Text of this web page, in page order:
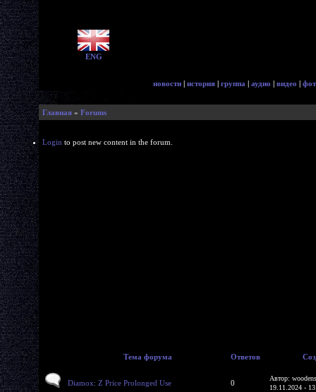
ENG
новости | история | группа | аудио | видео |
Главная » Forums
Login to post new content in the forum.
Тема форума Ответов
Diamox: Z Price Prolonged Use 0
Автор:
19.11.2024 -